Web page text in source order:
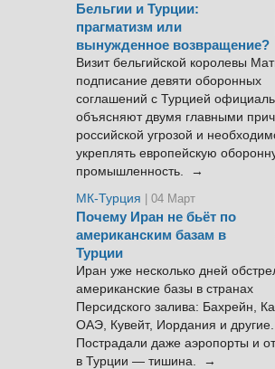
Бельгии и Турции:
прагматизм или
вынужденное возвращение?
Визит бельгийской королевы
подписание девяти оборонных
соглашений с Турцией
объясняют двумя главными
российской угрозой и
укреплять европейскую
промышленность. →
МК-Турция
| 04 Март
Почему Иран не бьёт по
американским базам в
Турции
Иран уже несколько дней
американские базы в странах
Персидского залива: Бахрейн,
ОАЭ, Кувейт, Иордания и другие.
Пострадали даже аэропорты и
в Турции — тишина. →